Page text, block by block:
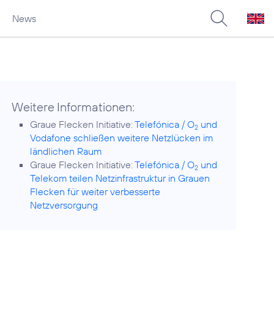
News
Weitere Informationen:
Graue Flecken Initiative:Telefónica / O2 und
Vodafone schließen weitere Netzlücken im
ländlichen Raum
Graue Flecken Initiative:Telefónica / O2 und
Telekom teilen Netzinfrastruktur in Grauen
Flecken für weiter verbesserte
Netzversorgung